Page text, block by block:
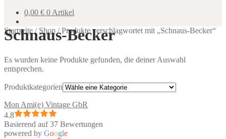
0,00 € 0 Artikel
Startseite / Shop /Produkte verschlagwortet mit „Schnaus-Becker“
Schnaus-Becker
Es wurden keine Produkte gefunden, die deiner Auswahl
entsprechen.
Produktkategorien
Mon Ami(e) Vintage GbR
4.8
Basierend auf 37 Bewertungen
powered by Google